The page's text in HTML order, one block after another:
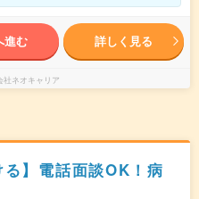
進む 詳しく見る
社ネオキャリア
る】電話面談OK！病